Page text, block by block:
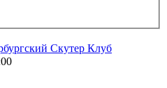
Скутер Клуб